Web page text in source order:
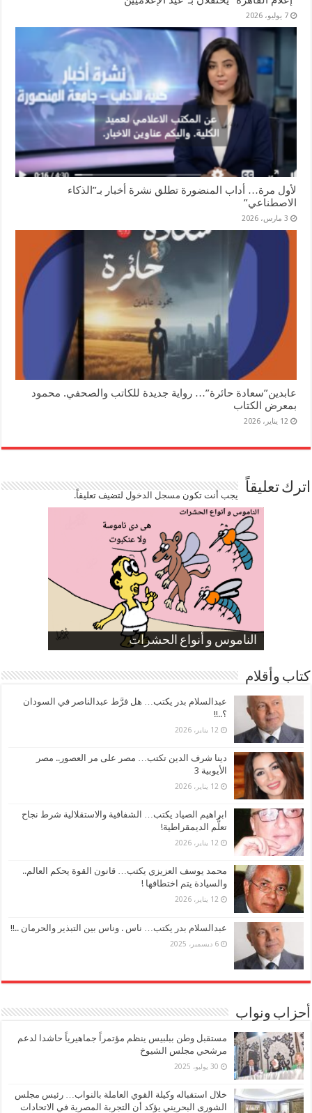
7 يوليو، 2026
لأول مرة… أداب المنضورة تطلق نشرة أخبار بـ”الذكاء
الاصطناعي”
3 مارس، 2026
عابدين”سعادة حائرة”… رواية جديدة للكاتب والصحفي. محمود
بمعرض الكتاب
12 يناير، 2026
اترك تعليقاً يجب أنت تكون مسجل الدخوللتضيف تعليقاً.
الناموس و أنواع الحشرات
الموظفين بعد ارتفاع الأسعار
ارتفاع نسبة الطلاق في مصر
صورة كاركاتيرية
صورة كاركاتيرية
كتاب وأقلام
عبدالسلام بدر يكتب… هل فرَّط عبدالناصر في السودان
؟..!!
12 يناير، 2026
دينا شرف الدين تكتب… مصر على مر العصور.. مصر
الأيوبية 3
12 يناير، 2026
ابراهيم الصياد يكتب… الشفافية والاستقلالية شرط نجاح
تعلُّم الديمقراطية!
12 يناير، 2026
محمد يوسف العزيزي يكتب… قانون القوة يحكم العالم..
والسيادة يتم اختطافها !
12 يناير، 2026
عبدالسلام بدر يكتب… ناس . وناس بين التبذير والحرمان ..!!
6 ديسمبر، 2025
أحزاب ونواب
مستقبل وطن ببلبيس ينظم مؤتمراً جماهيرياً حاشدا لدعم
مرشحي مجلس الشيوخ
30 يوليو، 2025
خلال استقباله وكيلة القوي العاملة بالنواب… رئيس مجلس
الشورى البحريني يؤكد أن التجربة المصرية في الاتحادات